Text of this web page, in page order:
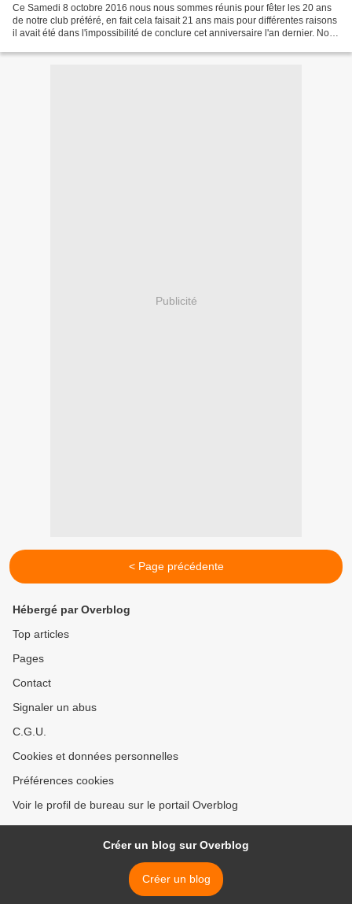
Ce Samedi 8 octobre 2016 nous nous sommes réunis pour fêter les 20 ans
de notre club préféré, en fait cela faisait 21 ans mais pour différentes raisons
il avait été dans l'impossibilité de conclure cet anniversaire l'an dernier. Nous
Publicité
< Page précédente
Hébergé par Overblog
Top articles
Pages
Contact
Signaler un abus
C.G.U.
Cookies et données personnelles
Préférences cookies
Voir le profil de bureau sur le portail Overblog
Créer un blog sur Overblog
Créer un blog